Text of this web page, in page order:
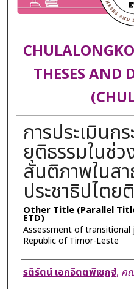
THESES AND
การประเมินก
ยุติธรรมในช่
สันติภาพในส
ประชาธิปไตย
Other Title (Parallel
ETD)
Assessment of
Republic of Timor-Leste
Author
รติรัตน์ เอกจิตตพิเชฎฐ์, ค